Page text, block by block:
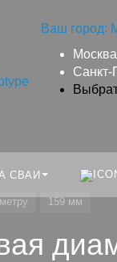
Ваш город:
Москва
Санкт-
СВАИ
159 мм